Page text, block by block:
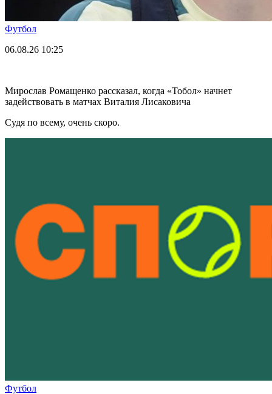
Футбол
06.08.26 10:25
Мирослав Ромащенко рассказал, когда «Тобол» начнет
задействовать в матчах Виталия Лисаковича
Судя по всему, очень скоро.
Футбол